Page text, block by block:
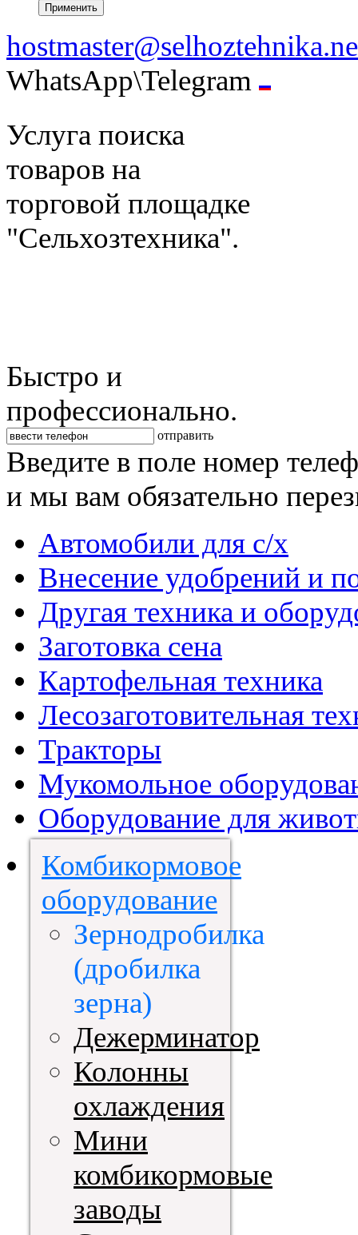
WhatsApp\Telegram
Услуга поиска
товаров на
торговой площадке
"Сельхозтехника".
Быстро и
профессионально.
отправить
Введите в поле номер
и мы вам обязательно
Автомобили для с/х
Внесение удобрений и
Другая техника и
Заготовка сена
Картофельная техника
Лесозаготовительная
Тракторы
Мукомольное
Оборудование для
Комбикормовое
оборудование
Зернодробилка
(дробилка
зерна)
Дежерминатор
Колонны
охлаждения
Мини
комбикормовые
заводы